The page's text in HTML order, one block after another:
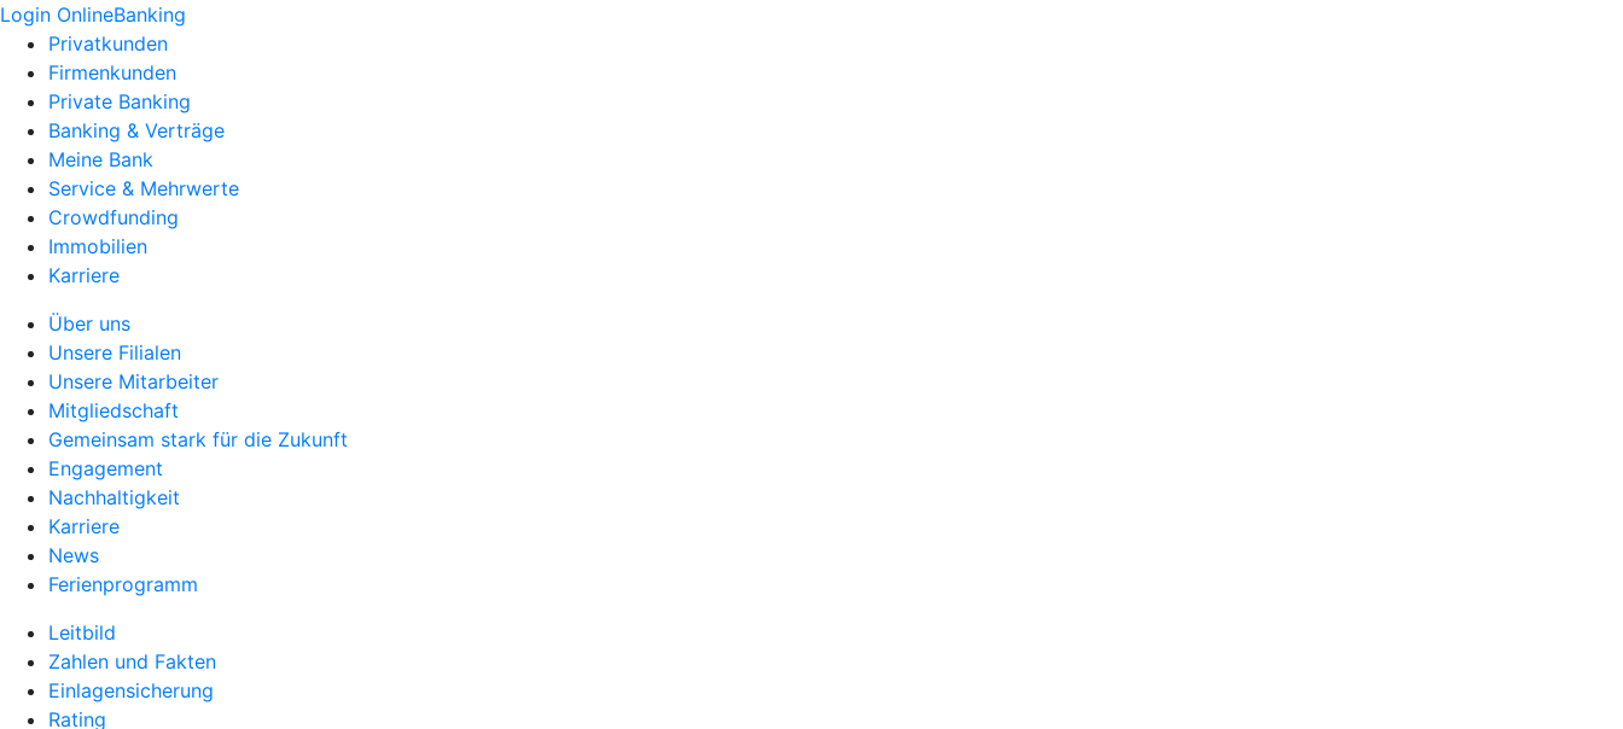
Login OnlineBanking
Privatkunden
Firmenkunden
Private Banking
Banking & Verträge
Meine Bank
Service & Mehrwerte
Crowdfunding
Immobilien
Karriere
Über uns
Unsere Filialen
Unsere Mitarbeiter
Mitgliedschaft
Gemeinsam stark für die Zukunft
Engagement
Nachhaltigkeit
Karriere
News
Ferienprogramm
Leitbild
Zahlen und Fakten
Einlagensicherung
Rating